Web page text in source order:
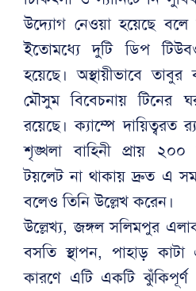
উদ্যোগ নেওয়া হয়েছে বলে
ইতোমধ্যে দুটি ডিপ
হয়েছে। অস্থায়ীভাবে তাবুর
মৌসুম বিবেচনায় টিনের
রয়েছে। ক্যাম্পে
শৃঙ্খলা বাহিনী প্রায় ২০০
টয়লেট না থাকায় দ্রুত এ
বলেও তিনি উল্লেখ করেন।
উল্লেখ্য, জঙ্গল সলিমপুর
বসতি স্থাপন, পাহাড় কাটা
কারণে এটি একটি ঝুঁকিপূর্ণ